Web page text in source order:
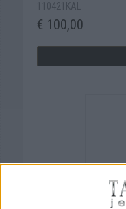
110421KAL
€ 100,00